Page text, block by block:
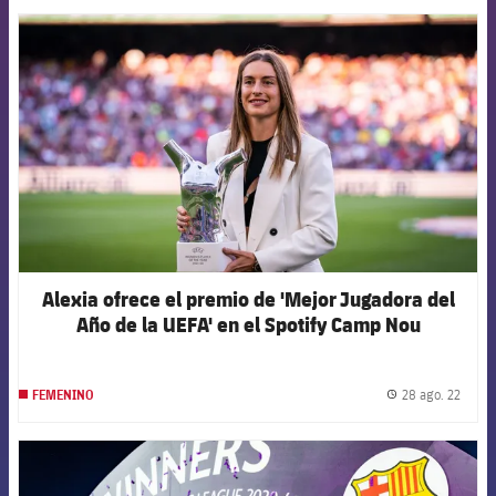
FCB Barcelona badge
Alexia ofrece el premio de 'Mejor Jugadora del
Año de la UEFA' en el Spotify Camp Nou
FEMENINO 28 ago. 22
FCB Barcelona badge